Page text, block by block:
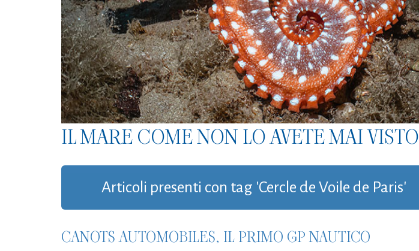
IL MARE COME NON LO AVETE MAI VISTO
Articoli presenti con tag 'Cercle de Voile de Paris'
CANOTS AUTOMOBILES, IL PRIMO GP NAUTICO